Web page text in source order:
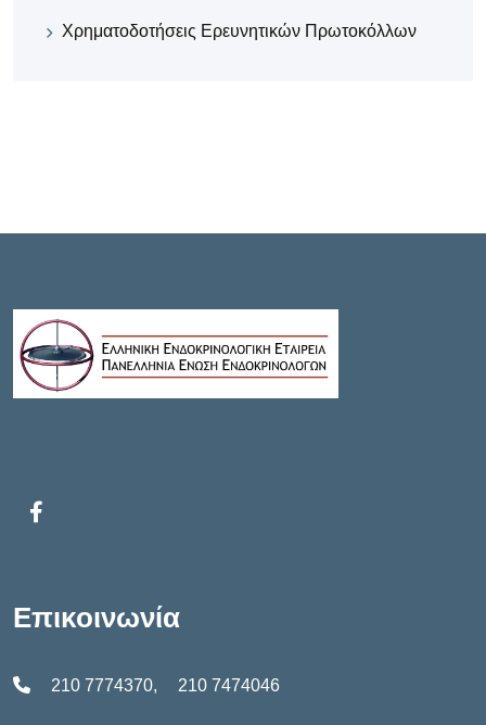
Χρηματοδοτήσεις Ερευνητικών Πρωτοκόλλων
Επικοινωνία
210 7774370, 210 7474046